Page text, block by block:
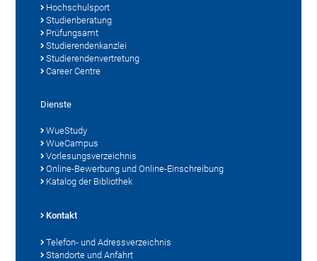
Hochschulsport
Studienberatung
Prüfungsamt
Studierendenkanzlei
Studierendenvertretung
Career Centre
Dienste
WueStudy
WueCampus
Vorlesungsverzeichnis
Online-Bewerbung und Online-Einschreibung
Katalog der Bibliothek
Kontakt
Telefon- und Adressverzeichnis
Standorte und Anfahrt